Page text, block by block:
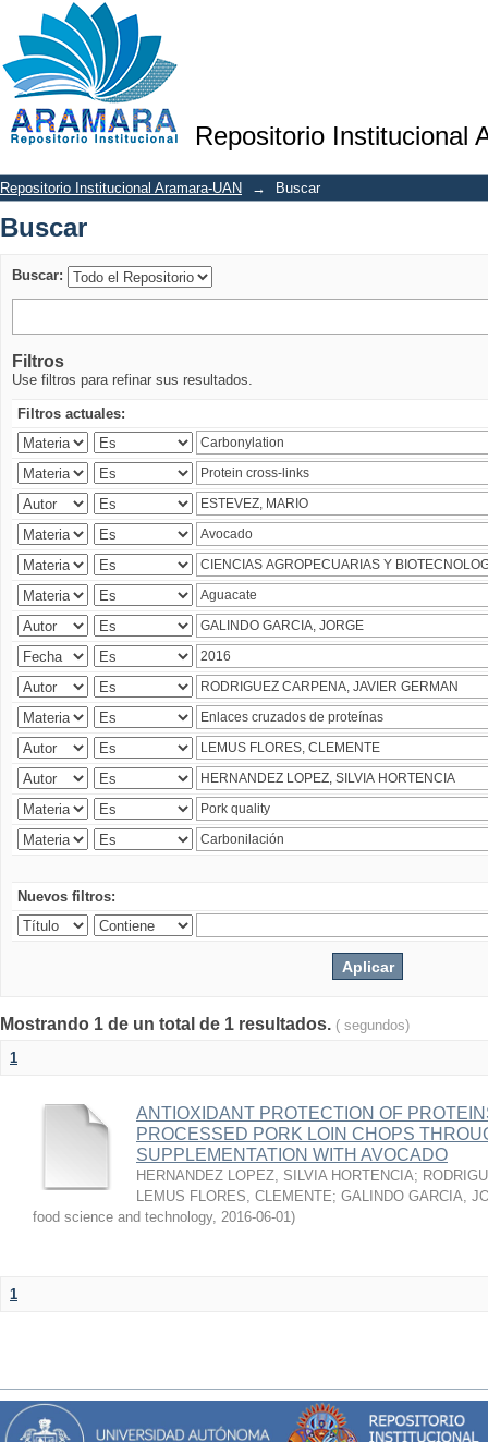
Repositorio Institucional
Buscar
Repositorio Institucional Aramara-UAN → Buscar
Buscar
Buscar:
Filtros
Use filtros para refinar sus resultados.
Filtros actuales:
Nuevos filtros:
Mostrando 1 de un total de 1 resultados. ( segundos)
1
ANTIOXIDANT PROTECTION OF
PROCESSED PORK LOIN CHOPS
SUPPLEMENTATION WITH AVOCADO
HERNANDEZ LOPEZ, SILVIA HORTENCIA;
LEMUS FLORES, CLEMENTE; GALINDO GARCIA,
food science and technology, 2016-06-01)
1